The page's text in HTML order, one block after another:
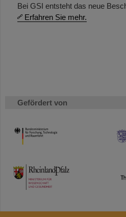
Bei GSI entsteht das neue
Erfahren Sie mehr.
Gefördert von
HMWK
TMWWDG